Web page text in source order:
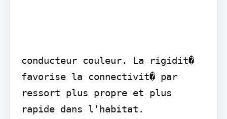
conducteur couleur. La rigidit�
favorise la connectivit� par
ressort plus propre et plus
rapide dans l'habitat.